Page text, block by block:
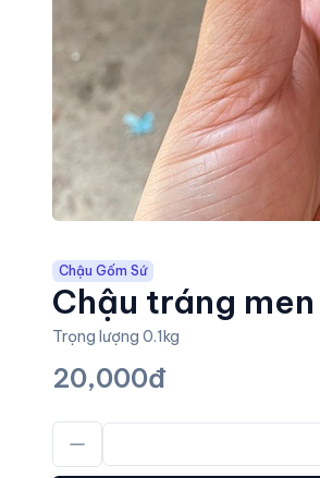
Chậu Gốm Sứ
Chậu tráng
Trọng lượng 0.1kg
20,000đ